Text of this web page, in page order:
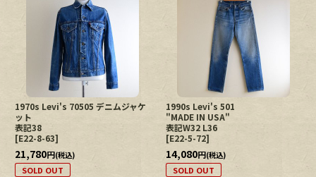
1970s Levi's 70505 デニムジャケ
ット
表記38
[E22-8-63]
21,780円(税込)
SOLD OUT
1990s Levi's 501
"MADE IN USA"
表記W32 L36
[E22-5-72]
14,080円(税込)
SOLD OUT